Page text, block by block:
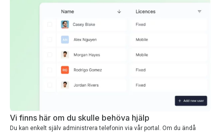
Vi finns här om du skulle behöva hjälp
Du kan enkelt själv administrera telefonin via vår portal. Om du ändå